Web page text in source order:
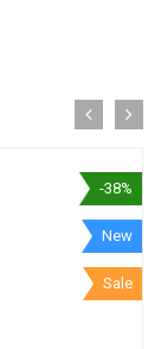
-38%
New
Sale